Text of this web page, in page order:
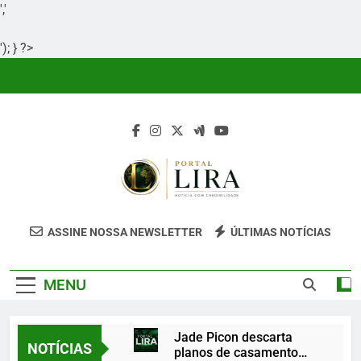
','
'); } ?>
Portal Lira
Portal Lira É Um Site Informativo
Clareza, Responsabilidade E Uma Boa
ASSINE NOSSA NEWSLETTER ÚLTIMAS NOTÍCIAS
MENU
NOTÍCIAS
Jade Picon descarta
planos de casamento